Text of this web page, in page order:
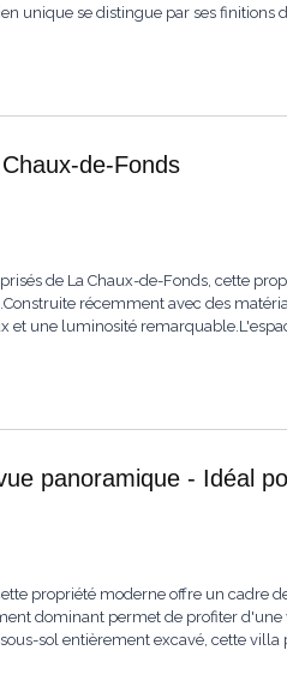
unique se distingue par ses finitions
de-Fonds
de La Chaux-de-Fonds, cette
récemment avec des
et une luminosité
panoramique - Idéal
propriété moderne offre un cadre
dominant permet de profiter
sol entièrement excavé, cette